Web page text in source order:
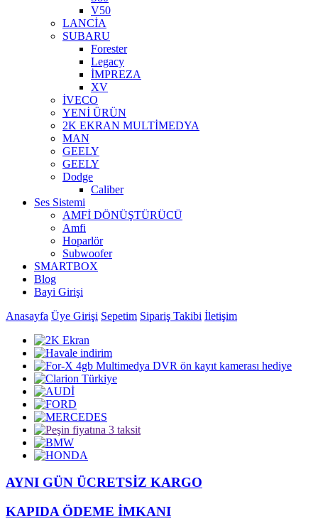
V50
LANCİA
SUBARU
Forester
Legacy
İMPREZA
XV
İVECO
YENİ ÜRÜN
2K EKRAN MULTİMEDYA
MAN
GEELY
GEELY
Dodge
Caliber
Ses Sistemi
AMFİ DÖNÜŞTÜRÜCÜ
Amfi
Hoparlör
Subwoofer
SMARTBOX
Blog
Bayi Girişi
Anasayfa Üye Girişi Sepetim Sipariş Takibi İletişim
AYNI GÜN ÜCRETSİZ KARGO
KAPIDA ÖDEME İMKANI